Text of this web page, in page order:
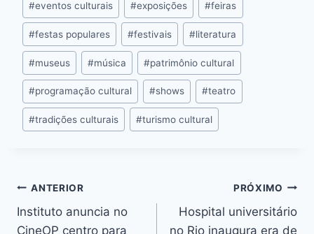
#eventos culturais #exposições #feiras
#festas populares #festivais #literatura
#museus #música #patrimônio cultural
#programação cultural #shows #teatro
#tradições culturais #turismo cultural
ANTERIOR
Instituto anuncia no
CineOP centro para
PRÓXIMO
Hospital universitário
no Rio inaugura era de